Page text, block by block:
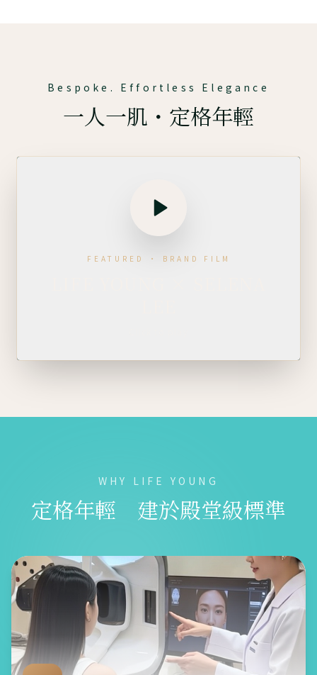
Bespoke. Effortless Elegance
一人一肌・定格年輕
FEATURED · BRAND FILM
WHY LIFE YOUNG
定格年輕 建於殿堂級標準